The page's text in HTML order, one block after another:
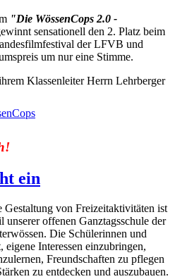
"Die WössenCops 2.0 -
sensationell den 2. Platz beim
der LFVB und
um nur eine Stimme.
Klassenleiter Herrn Lehrberger
ein
Gestaltung von Freizeitaktivitäten ist
unserer offenen Ganztagsschule der
Die Schülerinnen und
Interessen einzubringen,
Freundschaften zu pflegen
zu entdecken und auszubauen.